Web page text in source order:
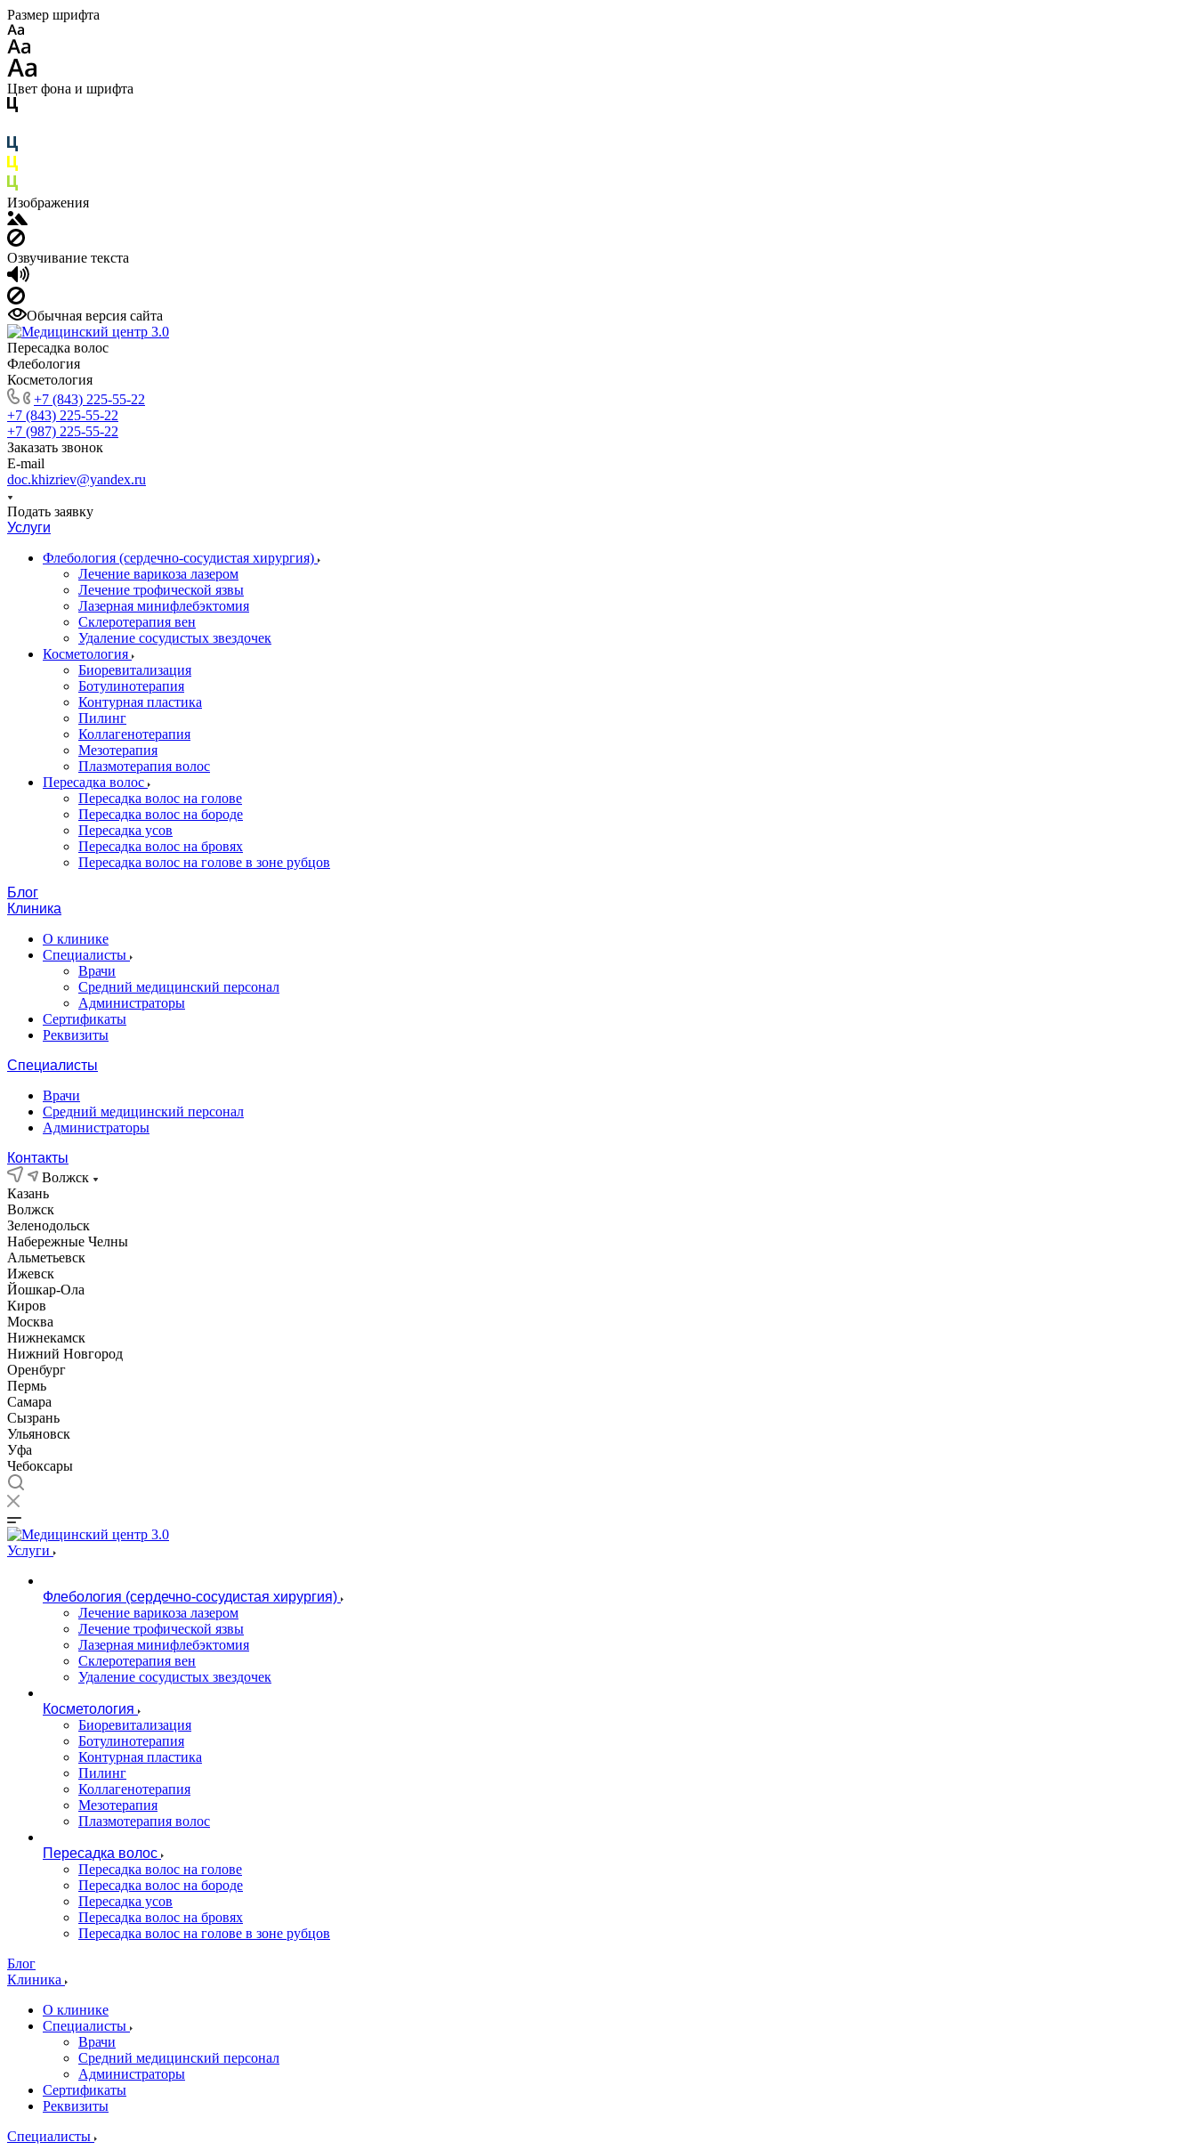
Размер шрифта
Цвет фона и шрифта
Изображения
Озвучивание текста
Обычная версия сайта
Пересадка волос
Флебология
Косметология
+7 (843) 225-55-22
+7 (843) 225-55-22
+7 (987) 225-55-22
Заказать звонок
E-mail
doc.khizriev@yandex.ru
Подать заявку
Услуги
Флебология (сердечно-сосудистая хирургия)
Лечение варикоза лазером
Лечение трофической язвы
Лазерная минифлебэктомия
Cклеротерапия вен
Удаление сосудистых звездочек
Косметология
Биоревитализация
Ботулинотерапия
Контурная пластика
Пилинг
Коллагенотерапия
Мезотерапия
Плазмотерапия волос
Пересадка волос
Пересадка волос на голове
Пересадка волос на бороде
Пересадка усов
Пересадка волос на бровях
Пересадка волос на голове в зоне рубцов
Блог
Клиника
О клинике
Специалисты
Врачи
Средний медицинский персонал
Администраторы
Сертификаты
Реквизиты
Специалисты
Врачи
Средний медицинский персонал
Администраторы
Контакты
Волжск
Казань
Волжск
Зеленодольск
Набережные Челны
Альметьевск
Ижевск
Йошкар-Ола
Киров
Москва
Нижнекамск
Нижний Новгород
Оренбург
Пермь
Самара
Сызрань
Ульяновск
Уфа
Чебоксары
Услуги
Флебология (сердечно-сосудистая хирургия)
Лечение варикоза лазером
Лечение трофической язвы
Лазерная минифлебэктомия
Cклеротерапия вен
Удаление сосудистых звездочек
Косметология
Биоревитализация
Ботулинотерапия
Контурная пластика
Пилинг
Коллагенотерапия
Мезотерапия
Плазмотерапия волос
Пересадка волос
Пересадка волос на голове
Пересадка волос на бороде
Пересадка усов
Пересадка волос на бровях
Пересадка волос на голове в зоне рубцов
Блог
Клиника
О клинике
Специалисты
Врачи
Средний медицинский персонал
Администраторы
Сертификаты
Реквизиты
Специалисты